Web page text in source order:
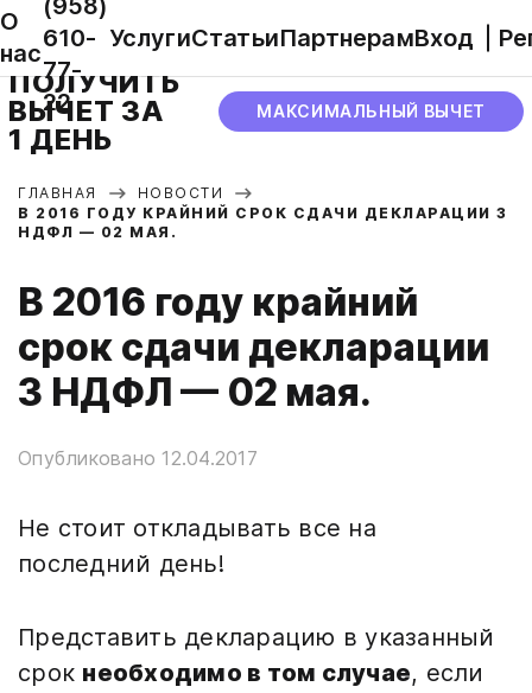
О
нас
610-
77-
22
УслугиСтатьиПартнерамВход
ПОЛУЧИТЬ
ВЫЧЕТ ЗА
1 ДЕНЬ
МАКСИМАЛЬНЫЙ ВЫЧЕТ
ГЛАВНАЯ
НОВОСТИ
В 2016 ГОДУ КРАЙНИЙ СРОК СДАЧИ ДЕКЛАРАЦИИ 3
НДФЛ — 02 МАЯ.
В 2016 году крайний
срок сдачи декларации
3 НДФЛ — 02 мая.
Опубликовано 12.04.2017
Не стоит откладывать все на
последний день!
Представить декларацию в указанный
срок необходимо в том случае, если